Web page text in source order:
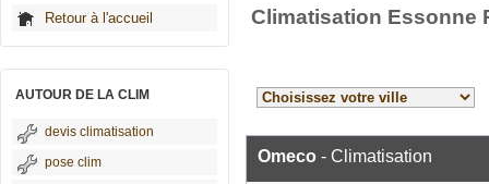
Retour à l'accueil
AUTOUR DE LA CLIM
devis climatisation
pose clim
Climatisation Essonne
Omeco - Climatisation